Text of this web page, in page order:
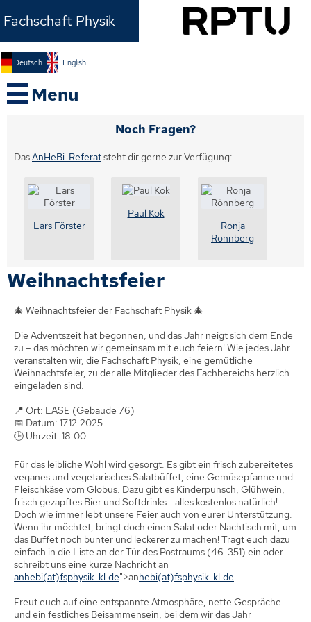
Fachschaft Physik
Du
bist
hier:
Deutsch English
Menu
Noch Fragen?
DasAnHeBi-Referatsteht dir gerne zur Verfügung:
Lars Förster
Paul Kok
Ronja
Rönnberg
Weihnachtsfeier
🎄 Weihnachtsfeier der Fachschaft Physik 🎄
Die Adventszeit hat begonnen, und das Jahr neigt sich dem Ende
zu – das möchten wir gemeinsam mit euch feiern! Wie jedes Jahr
veranstalten wir, die Fachschaft Physik, eine gemütliche
Weihnachtsfeier, zu der alle Mitglieder des Fachbereichs herzlich
eingeladen sind.
📍 Ort: LASE (Gebäude 76)
📅 Datum: 17.12.2025
🕒 Uhrzeit: 18:00
Für das leibliche Wohl wird gesorgt. Es gibt ein frisch zubereitetes
veganes und vegetarisches Salatbüffet, eine Gemüsepfanne und
Fleischkäse vom Globus. Dazu gibt es Kinderpunsch, Glühwein,
frisch gezapftes Bier und Softdrinks - alles kostenlos natürlich!
Doch wie immer lebt unsere Feier auch von eurer Unterstützung.
Wenn ihr möchtet, bringt doch einen Salat oder Nachtisch mit, um
das Buffet noch bunter und leckerer zu machen! Tragt euch dazu
einfach in die Liste an der Tür des Postraums (46-351) ein oder
schreibt uns eine kurze Nachricht an
ed.lk-kisyhpsf(ta)
ibehna ">an ed.lk-kisyhpsf(ta)
ibeh
.
Freut euch auf eine entspannte Atmosphäre, nette Gespräche
und ein festliches Beisammensein, bei dem wir das Jahr